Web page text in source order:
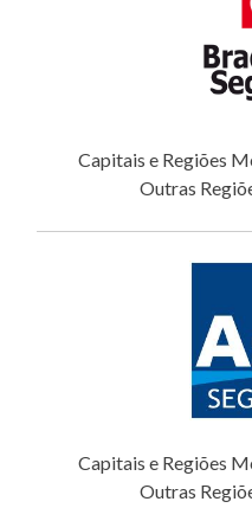
Capitais e Regiões
Outras
Capitais e Regiões
Outras